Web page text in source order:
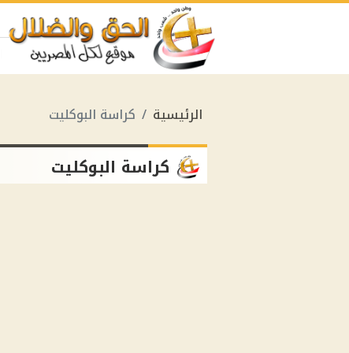
الرئيسية كراسة البوكليت
كراسة البوكليت